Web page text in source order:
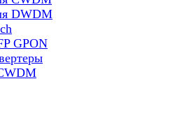
DWDM
GPON